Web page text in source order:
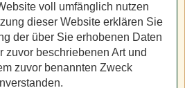
voll umfänglich nutzen
dieser Website erklären Sie
der über Sie erhobenen Daten
zuvor beschriebenen Art und
zuvor benannten Zweck